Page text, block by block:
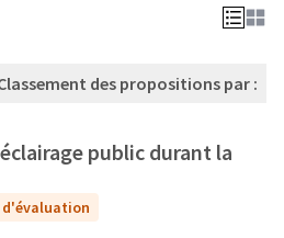
des propositions par :
public durant la
d'évaluation